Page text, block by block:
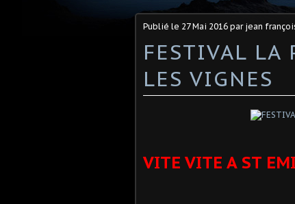
Publié le 27 Mai 2016 par jean
FESTIVAL LA
LES VIGNES
VITE VITE A ST